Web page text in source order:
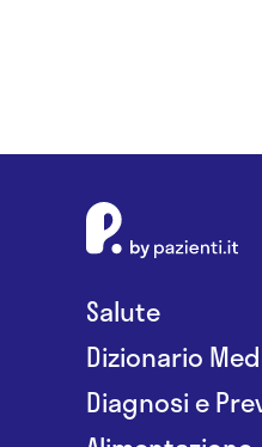
Salute
Dizionario
Diagnosi e